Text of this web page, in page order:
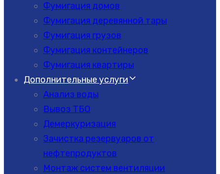
Фумигация домов
Фумигация деревянной тары
Фумигация грузов
Фумигация контейнеров
Фумигация квартиры
Дополнительные услуги
Анализ воды
Вывоз ТБО
Демеркуризация
Зачистка резервуаров от
нефтепродуктов
Монтаж систем вентиляции